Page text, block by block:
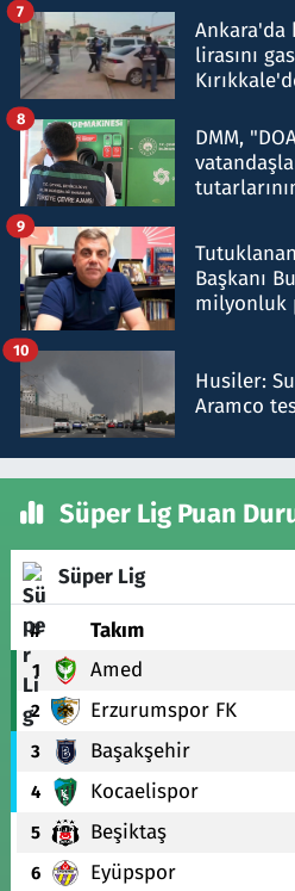
lirasını
7
DMM,
8
Başkanı
milyonluk
9
Husiler:
Aramco
10
Süper Lig Puan
Süper Lig
# Takım
1 Amed
2 Erzurumspor FK
3 Başakşehir
4 Kocaelispor
5 Beşiktaş
6 Eyüpspor